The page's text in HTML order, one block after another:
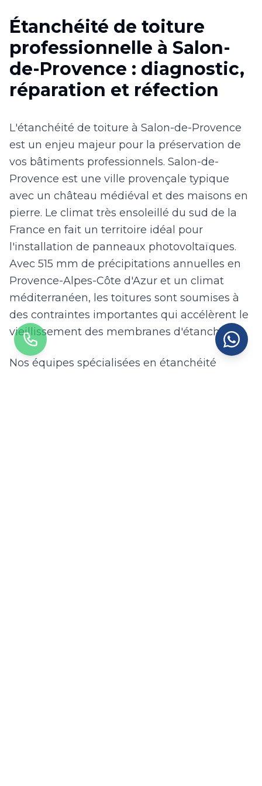
Étanchéité de toiture
professionnelle à Salon-
de-Provence : diagnostic,
réparation et réfection
L'étanchéité de toiture à Salon-de-Provence
est un enjeu majeur pour la préservation de
vos bâtiments professionnels. Salon-de-
Provence est une ville provençale typique
avec un château médiéval et des maisons en
pierre. Le climat très ensoleillé du sud de la
France en fait un territoire idéal pour
l'installation de panneaux photovoltaïques.
Avec 515 mm de précipitations annuelles en
Provence-Alpes-Côte d'Azur et un climat
méditerranéen, les toitures sont soumises à
des contraintes importantes qui accélèrent le
vieillissement des membranes d'étanchéité.
Nos équipes spécialisées en étanchéité